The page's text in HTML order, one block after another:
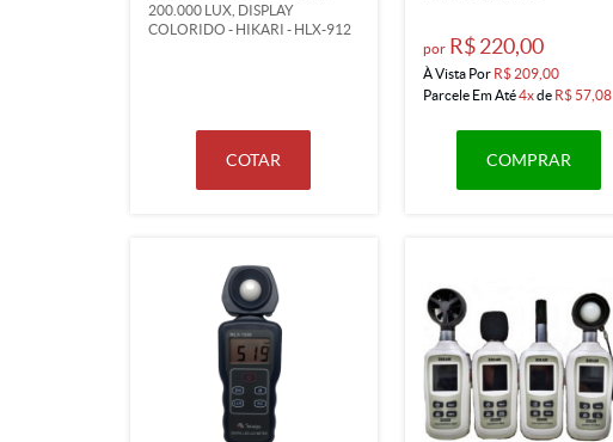
200.000 LUX, DISPLAY
COLORIDO - HIKARI - HLX-912
COTAR
por R$ 220,00
À Vista Por R$ 209,00
Parcele Em Até4xde R$ 57,08
COMPRAR